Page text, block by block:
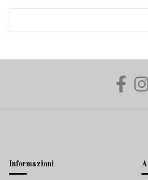
Informazioni